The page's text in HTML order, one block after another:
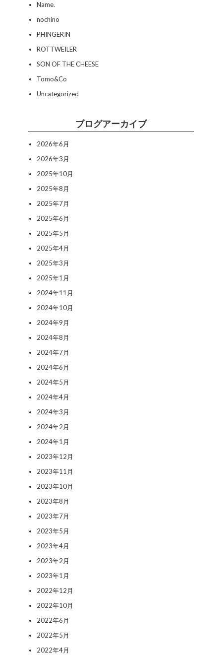
Name.
nochino
PHINGERIN
ROTTWEILER
SON OF THE CHEESE
Tomo&Co
Uncategorized
ブログアーカイブ
2026年6月
2026年3月
2025年10月
2025年8月
2025年7月
2025年6月
2025年5月
2025年4月
2025年3月
2025年1月
2024年11月
2024年10月
2024年9月
2024年8月
2024年7月
2024年6月
2024年5月
2024年4月
2024年3月
2024年2月
2024年1月
2023年12月
2023年11月
2023年10月
2023年8月
2023年7月
2023年5月
2023年4月
2023年2月
2023年1月
2022年12月
2022年10月
2022年6月
2022年5月
2022年4月